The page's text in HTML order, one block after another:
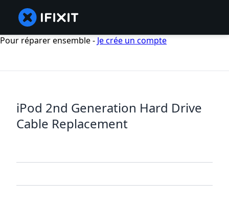
Pour réparer ensemble - Je crée un compte
iPod 2nd Generation Hard Drive
Cable Replacement